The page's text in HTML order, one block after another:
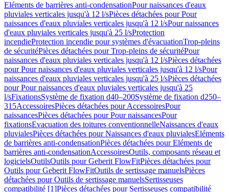
Eléments de barrières anti-condensationPour naissances d'eaux
pluviales verticales jusqu'à 12 l/sPièces détachées pour Pour
naissances d'eaux pluviales verticales jusqu'à 12 l/sPour naissances
d'eaux pluviales verticales jusqu'à 25 l/sProtection
incendieProtection incendie pour systèmes d'évacuationTrop-pleins
de sécuritéPièces détachées pour Trop-pleins de sécuritéPour
naissances d'eaux pluviales verticales jusqu'à 12 l/sPièces détachées
pour Pour naissances d'eaux pluviales verticales jusqu'à 12 l/sPour
naissances d'eaux pluviales verticales jusqu'à 25 l/sPièces détachées
pour Pour naissances d'eaux pluviales verticales jusqu'à 25
l/sFixationsSystème de fixation d40–200Système de fixation d250–
315AccessoiresPièces détachées pour AccessoiresPour
naissancesPièces détachées pour Pour naissancesPour
fixationsEvacuation des toitures conventionnelleNaissances d'eaux
pluvialesPièces détachées pour Naissances d'eaux pluvialesEléments
de barrières anti-condensationPièces détachées pour Eléments de
barrières anti-condensationAccessoiresOutils, composants réseau et
logicielsOutilsOutils pour Geberit FlowFitPièces détachées pour
Outils pour Geberit FlowFitOutils de sertissage manuelsPièces
détachées pour Outils de sertissage manuelsSertisseuses
compatibilité [1]Pièces détachées pour Sertisseuses compatibilité